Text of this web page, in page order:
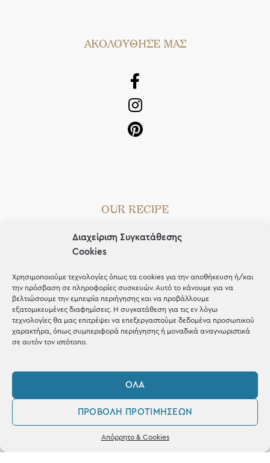
Διαχείριση Συγκατάθεσης
Cookies
Χρησιμοποιούμε τεχνολογίες όπως τα cookies για την αποθήκευση ή/και
την πρόσβαση σε πληροφορίες συσκευών. Αυτό το κάνουμε για να
βελτιώσουμε την εμπειρία περιήγησης και να προβάλλουμε
εξατομικευμένες διαφημίσεις. Η συγκατάθεση για τις εν λόγω
τεχνολογίες θα μας επιτρέψει να επεξεργαστούμε δεδομένα προσωπικού
χαρακτήρα, όπως συμπεριφορά περιήγησης ή μοναδικά αναγνωριστικά
σε αυτόν τον ιστότοπο.
ΌΛΑ
ΠΡΟΒΟΛΉ ΠΡΟΤΙΜΉΣΕΩΝ
Απόρρητο & Cookies
AΚΟΛΟΥΘΗΣΕ ΜΑΣ
OUR RECIPE
Gifts
Blog
Shop the look
ΚΑΤΑΣΤΗΜΑ
Σταθά 17, 38221 Βόλος
2421 217300
Δευ / Τετ / Σαβ: 09:00 - 15:00
0